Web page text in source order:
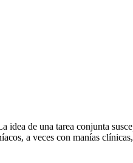
de una tarea conjunta
a veces con manías